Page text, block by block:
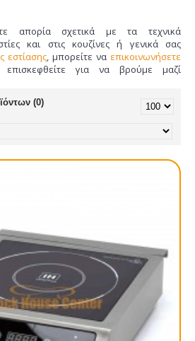
απορία σχετικά με τα τεχνικά
και στις κουζίνες ή γενικά σας
εστίασης, μπορείτε να επικοινωνήσετε
για να βρούμε μαζί
(0)